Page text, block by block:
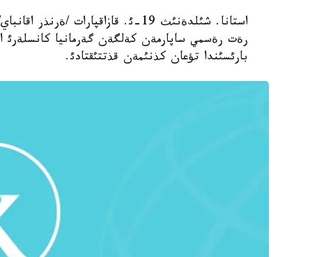
استانا. شئلدةنئث 19-ئ. قازاقپارات
رةت رةسمي ساپارمةن كةلگةن گةرمانيا كانسلةرئ
بارئسئندا تؤعان كذنئمةن قذتتئقتادئ.